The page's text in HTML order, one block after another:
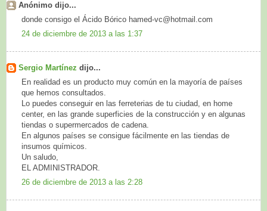
Anónimo dijo...
donde consigo el Ácido Bórico hamed-vc@hotmail.com
24 de diciembre de 2013 a las 1:37
Sergio Martínez dijo...
En realidad es un producto muy común en la mayoría de países
que hemos consultados.
Lo puedes conseguir en las ferreterias de tu ciudad, en home
center, en las grande superficies de la construcción y en algunas
tiendas o supermercados de cadena.
En algunos países se consigue fácilmente en las tiendas de
insumos químicos.
Un saludo,
EL ADMINISTRADOR.
26 de diciembre de 2013 a las 2:28